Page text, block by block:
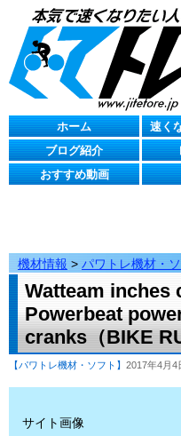
ホーム
速く
ブログ紹介
おすすめ動画
機材情報 > パワトレ機材・
Watteam inches
Powerbeat
cranks（BIKE
【パワトレ機材・ソフト】 2017年4月4
サイト画像